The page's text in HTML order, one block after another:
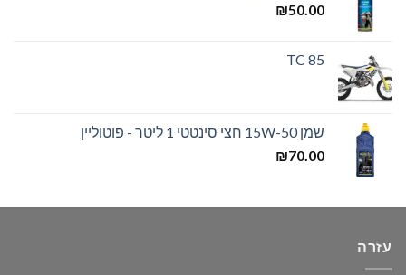
₪50.00
TC 85
שמן 15W-50 חצי סינטטי 1 ליטר - פוטוליין
₪70.00
עזרה